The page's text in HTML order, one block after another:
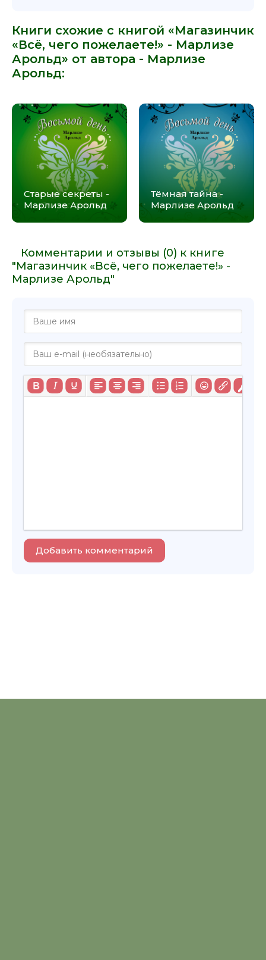
Книги схожие с книгой «Магазинчик
«Всё, чего пожелаете!» - Марлизе
Арольд» от автора - Марлизе
Арольд:
Старые секреты -
Марлизе Арольд
Тёмная тайна -
Марлизе Арольд
Комментарии и отзывы (0) к книге
"Магазинчик «Всё, чего пожелаете!» -
Марлизе Арольд"
Добавить комментарий